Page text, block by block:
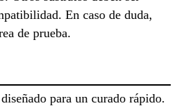
En caso de duda,
de prueba.
para un curado rápido.